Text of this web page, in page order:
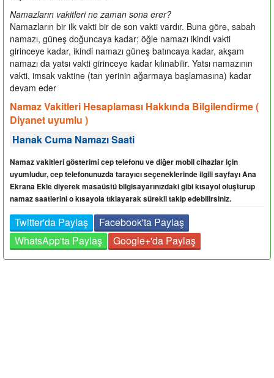
Namazların vakitleri ne zaman sona erer?
Namazların bir ilk vakti bir de son vakti vardır. Buna göre, sabah
namazı, güneş doğuncaya kadar; öğle namazı ikindi vakti
girinceye kadar, ikindi namazı güneş batıncaya kadar, akşam
namazı da yatsı vakti girinceye kadar kılınabilir. Yatsı namazının
vakti, imsak vaktine (tan yerinin ağarmaya başlamasına) kadar
devam eder
Namaz Vakitleri Hesaplaması Hakkında Bilgilendirme (
Diyanet uyumlu )
Hanak Cuma Namazı Saati
Namaz vakitleri gösterimi cep telefonu ve diğer mobil cihazlar için
uyumludur, cep telefonunuzda tarayıcı seçeneklerinde ilgili sayfayı Ana
Ekrana Ekle diyerek masaüstü bilgisayarınızdaki gibi kısayol oluşturup
namaz saatlerini o kısayola tıklayarak sürekli takip edebilirsiniz.
Twitter'da Paylaş
Facebook'ta Paylaş
WhatsApp'ta Paylaş
Google+'da Paylaş